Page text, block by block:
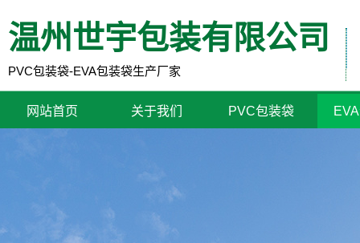
温州世宇包装有限公司
PVC包装袋-EVA包装袋生产厂家
网站首页 关于我们 PVC包装袋